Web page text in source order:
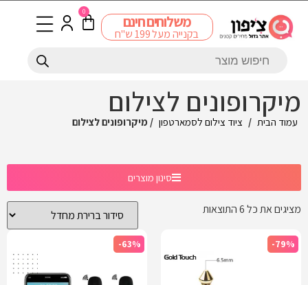
משלוחים חינם
בקנייה מעל 199 ש"ח
0
מיקרופונים לצילום
עמוד הבית / ציוד צילום לסמארטפון / מיקרופונים לצילום
סינון מוצרים
מציגים את כל ⁦6⁩ התוצאות
-79%
-63%